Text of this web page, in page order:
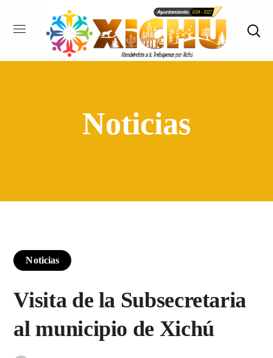
Noticias
Noticias
Visita de la Subsecretaria
al municipio de Xichú